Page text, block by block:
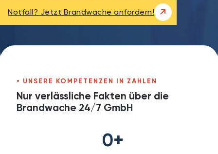
Notfall? Jetzt Brandwache anfordern!
UNSERE KOMPETENZEN IN ZAHLEN
Nur verlässliche Fakten über die
Brandwache 24/7 GmbH
0+